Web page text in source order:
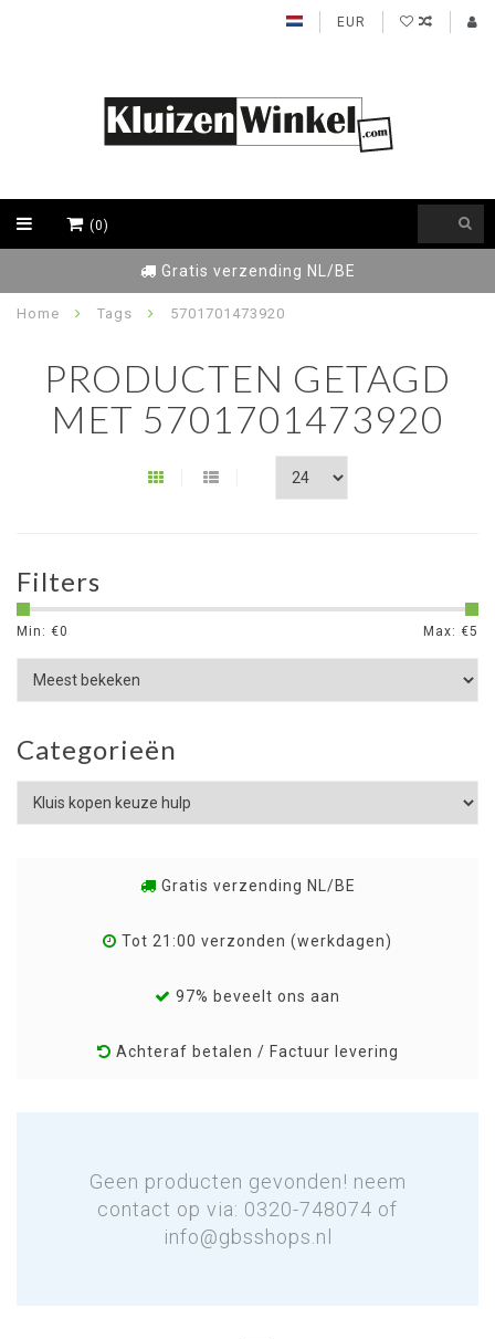
EUR
(0)
Gratis verzending NL/BE
Home Tags 5701701473920
PRODUCTEN GETAGD
MET 5701701473920
Filters
Min: €0 Max: €5
Categorieën
Gratis verzending NL/BE
Tot 21:00 verzonden (werkdagen)
97% beveelt ons aan
Achteraf betalen / Factuur levering
Geen producten gevonden! neem
contact op via: 0320-748074 of
info@gbsshops.nl